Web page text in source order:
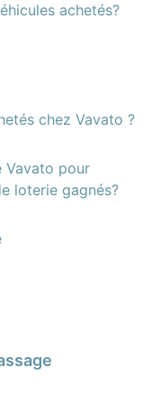
achetés?
chez Vavato ?
Vavato pour
loterie gagnés?